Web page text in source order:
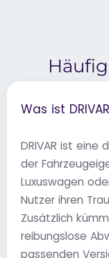
Was ist
DRIVAR ist
der
Luxuswagen
Nutzer ihren
Zusätzlich
reibungslose
passenden